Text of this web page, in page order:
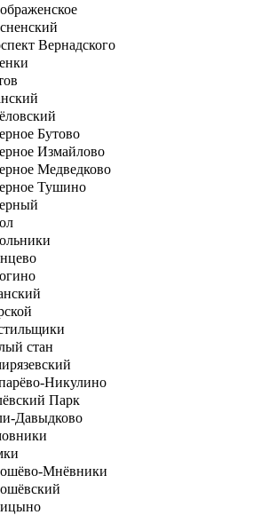
Вернадского
Бутово
Измайлово
Медведково
Тушино
стан
Никулино
Парк
Давыдково
Мнёвники